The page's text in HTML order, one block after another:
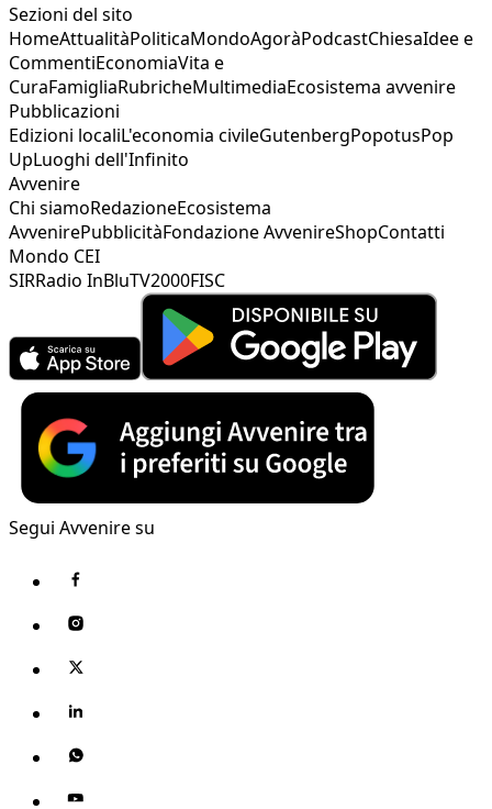
Sezioni del sito
HomeAttualitàPoliticaMondoAgoràPodcastChiesaIdee e
CommentiEconomiaVita e
CuraFamigliaRubricheMultimediaEcosistema avvenire
Pubblicazioni
Edizioni localiL'economia civileGutenbergPopotusPop
UpLuoghi dell'Infinito
Avvenire
Chi siamoRedazioneEcosistema
AvvenirePubblicitàFondazione AvvenireShopContatti
Mondo CEI
SIRRadio InBluTV2000FISC
Segui Avvenire su